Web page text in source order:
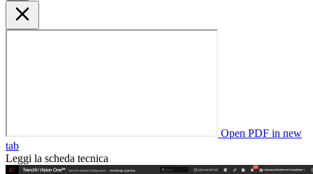
Open PDF in new
tab
Leggi la scheda tecnica